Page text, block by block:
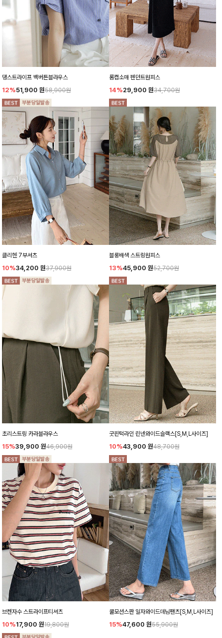
댕스트라이프 백버튼블라우스
12%51,900 원58,900원
롬캡소매 펜던트원피스
14%29,900 원34,700원
클리헨 7부셔츠
10%34,200 원37,900원
블룽배색 스트링원피스
13%45,900 원52,700원
초리스트링 카라블라우스
15%39,900 원46,900원
굿핀턱라인 린넨와이드슬랙스[S,M,L사이즈]
10%43,900 원48,700원
브켄자수 스트라이프티셔츠
10%17,900 원19,800원
쿨모션스판 일자와이드데님팬츠[S,M,L사이즈]
15%47,600 원55,900원